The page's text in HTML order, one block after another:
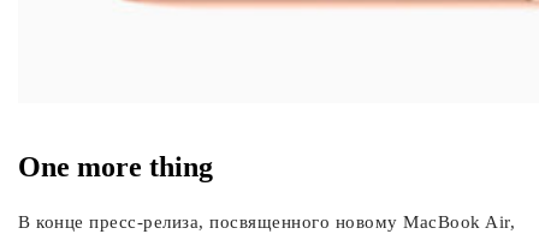
One more thing
В конце пресс-релиза, посвященного новому MacBook Air,